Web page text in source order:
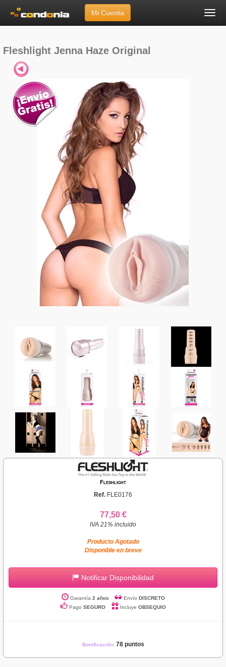
Menú
Mi Cuenta
»Jenna Haze Original
Fleshlight Jenna Haze Original
Fleshlight
Ref. FLE0176
77,50 €
IVA 21% incluido
Producto Agotado
Disponible en breve
Notificar Disponibilidad
Garantía 2 años Envío DISCRETO
Pago SEGURO Incluye OBSEQUIO
Bonificación: 78 puntos